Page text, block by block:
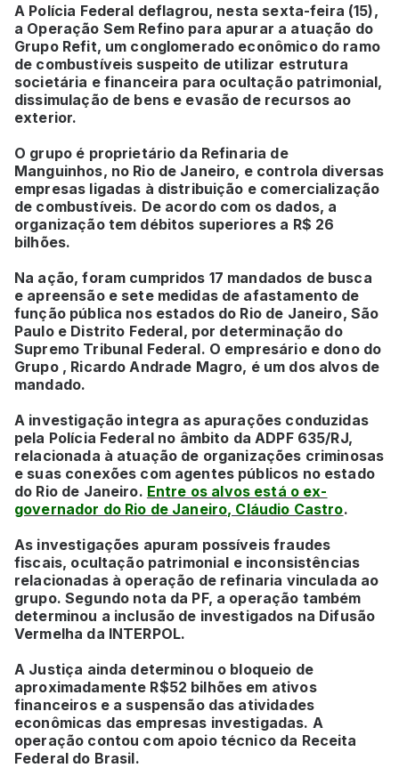
A Polícia Federal deflagrou, nesta sexta-feira (15),
a Operação Sem Refino para apurar a atuação do
Grupo Refit, um conglomerado econômico do ramo
de combustíveis suspeito de utilizar estrutura
societária e financeira para ocultação patrimonial,
dissimulação de bens e evasão de recursos ao
exterior.
O grupo é proprietário da Refinaria de
Manguinhos, no Rio de Janeiro, e controla diversas
empresas ligadas à distribuição e comercialização
de combustíveis. De acordo com os dados, a
organização tem débitos superiores a R$ 26
bilhões.
Na ação, foram cumpridos 17 mandados de busca
e apreensão e sete medidas de afastamento de
função pública nos estados do Rio de Janeiro, São
Paulo e Distrito Federal, por determinação do
Supremo Tribunal Federal. O empresário e dono do
Grupo , Ricardo Andrade Magro, é um dos alvos de
mandado.
A investigação integra as apurações conduzidas
pela Polícia Federal no âmbito da ADPF 635/RJ,
relacionada à atuação de organizações criminosas
e suas conexões com agentes públicos no estado
do Rio de Janeiro. Entre os alvos está o ex-
governador do Rio de Janeiro, Cláudio Castro.
As investigações apuram possíveis fraudes
fiscais, ocultação patrimonial e inconsistências
relacionadas à operação de refinaria vinculada ao
grupo. Segundo nota da PF, a operação também
determinou a inclusão de investigados na Difusão
Vermelha da INTERPOL.
A Justiça ainda determinou o bloqueio de
aproximadamente R$52 bilhões em ativos
financeiros e a suspensão das atividades
econômicas das empresas investigadas. A
operação contou com apoio técnico da Receita
Federal do Brasil.